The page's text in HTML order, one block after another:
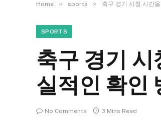
Home » sports » 축구 경기 시청 시간
SPORTS
축구 경기
실적인 확인
No Comments 3 Mins Read